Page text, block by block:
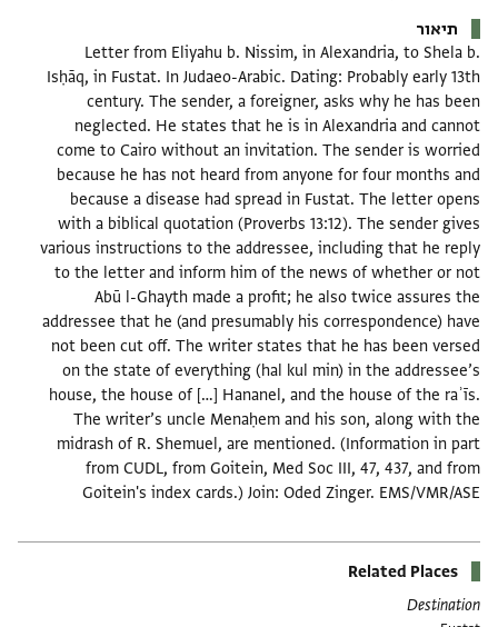
תיאור
Letter from Eliyahu b. Nissim, in Alexandria, to Shela b.
Isḥāq, in Fustat. In Judaeo-Arabic. Dating: Probably early 13th
century. The sender, a foreigner, asks why he has been
neglected. He states that he is in Alexandria and cannot
come to Cairo without an invitation. The sender is worried
because he has not heard from anyone for four months and
because a disease had spread in Fustat. The letter opens
with a biblical quotation (Proverbs 13:12). The sender gives
various instructions to the addressee, including that he reply
to the letter and inform him of the news of whether or not
Abū l-Ghayth made a profit; he also twice assures the
addressee that he (and presumably his correspondence) have
not been cut off. The writer states that he has been versed
on the state of everything (hal kul min) in the addressee’s
house, the house of […] Hananel, and the house of the raʾīs.
The writer’s uncle Menaḥem and his son, along with the
midrash of R. Shemuel, are mentioned. (Information in part
from CUDL, from Goitein, Med Soc III, 47, 437, and from
Goitein's index cards.) Join: Oded Zinger. EMS/VMR/ASE
Related Places
Destination